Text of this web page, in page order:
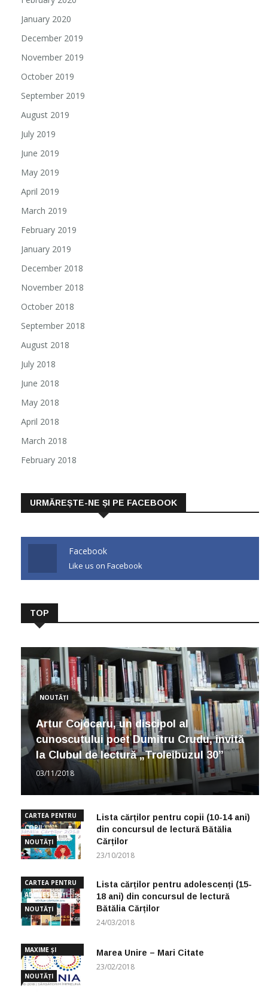
January 2020
December 2019
November 2019
October 2019
September 2019
August 2019
July 2019
June 2019
May 2019
April 2019
March 2019
February 2019
January 2019
December 2018
November 2018
October 2018
September 2018
August 2018
July 2018
June 2018
May 2018
April 2018
March 2018
February 2018
URMĂREȘTE-NE ȘI PE FACEBOOK
Facebook
Like us on Facebook
TOP
NOUTĂȚI
Artur Cojocaru, un discipol al
cunoscutului poet Dumitru Crudu, invită
la Clubul de lectură „Troleibuzul 30”
03/11/2018
CARTEA PENTRU
COPII
NOUTĂȚI
Lista cărților pentru copii (10-14 ani)
din concursul de lectură Bătălia
Cărților
23/10/2018
CARTEA PENTRU
ADOLESCENȚI
NOUTĂȚI
Lista cărților pentru adolescenți (15-
18 ani) din concursul de lectură
Bătălia Cărților
24/03/2018
MAXIME ȘI
CUGETĂRI
NOUTĂȚI
Marea Unire – Mari Citate
23/02/2018